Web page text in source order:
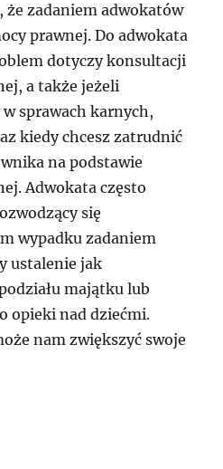
że zadaniem adwokatów
prawnej. Do adwokata
dotyczy konsultacji
a także jeżeli
sprawach karnych,
kiedy chcesz zatrudnić
na podstawie
Adwokata często
się
wypadku zadaniem
ustalenie jak
majątku lub
opieki nad dziećmi.
nam zwiększyć swoje